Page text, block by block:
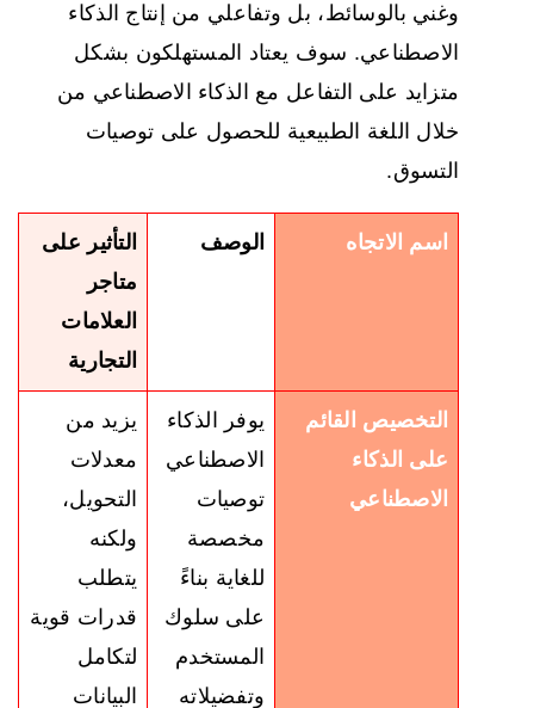
وغني بالوسائط، بل وتفاعلي من إنتاج الذكاء
الاصطناعي. سوف يعتاد المستهلكون بشكل
متزايد على التفاعل مع الذكاء الاصطناعي من
خلال اللغة الطبيعية للحصول على توصيات
التسوق.
اسم الاتجاه الوصف
التأثير على
متاجر
العلامات
التجارية
التخصيص القائم
على الذكاء
الاصطناعي
يوفر الذكاء
الاصطناعي
توصيات
مخصصة
للغاية بناءً
على سلوك
المستخدم
وتفضيلاته
يزيد من
معدلات
التحويل،
ولكنه
يتطلب
قدرات قوية
لتكامل
البيانات